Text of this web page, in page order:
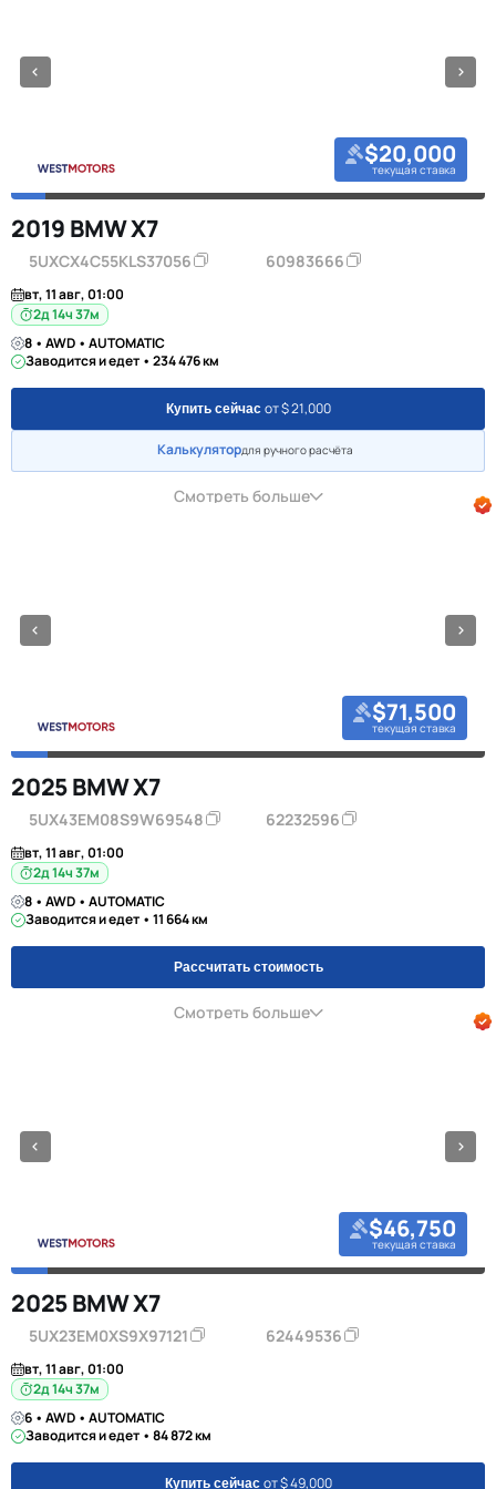
$20,000
текущая ставка
2019 BMW X7
5UXCX4C55KLS37056 60983666
вт, 11 авг, 01:00
2д 14ч 37м
8 • AWD • AUTOMATIC
Заводится и едет • 234 476 км
Купить сейчас от $ 21,000
Калькулятордля ручного расчёта
Смотреть больше
$71,500
текущая ставка
2025 BMW X7
5UX43EM08S9W69548 62232596
вт, 11 авг, 01:00
2д 14ч 37м
8 • AWD • AUTOMATIC
Заводится и едет • 11 664 км
Рассчитать стоимость
Смотреть больше
$46,750
текущая ставка
2025 BMW X7
5UX23EM0XS9X97121 62449536
вт, 11 авг, 01:00
2д 14ч 37м
6 • AWD • AUTOMATIC
Заводится и едет • 84 872 км
Купить сейчас от $ 49,000